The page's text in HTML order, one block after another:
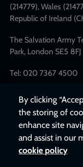
(214779), Wales
Republic of Ireland
The Salvation Army
Park, London SE5 8FJ
Tel: 020 7367 4500
By clicking
the storing of
enhance site
and assist in our
cookie policy